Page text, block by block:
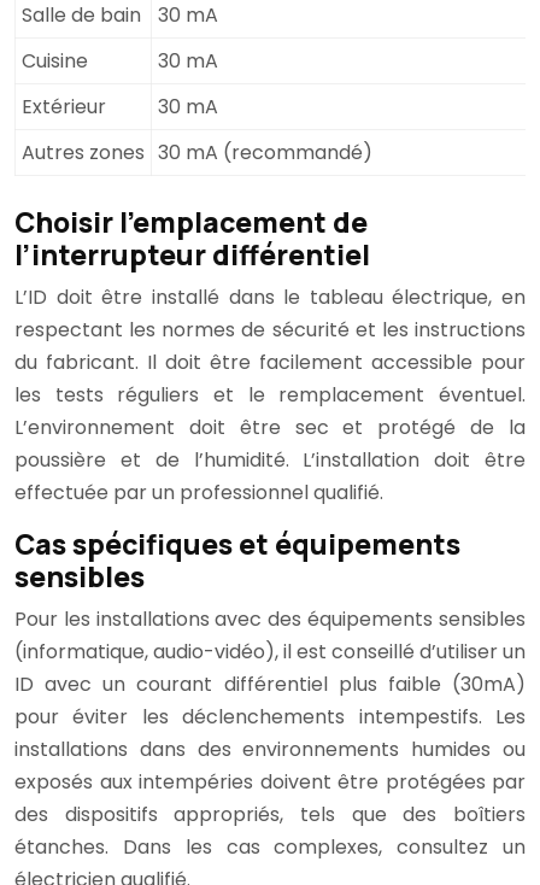
Salle de bain
30 mA
Cuisine
30 mA
Extérieur
30 mA
Autres zones 30 mA (recommandé)
Choisir l’emplacement de
l’interrupteur différentiel
L’ID doit être installé dans le tableau électrique, en
respectant les normes de sécurité et les instructions
du fabricant. Il doit être facilement accessible pour
les tests réguliers et le remplacement éventuel.
L’environnement doit être sec et protégé de la
poussière et de l’humidité. L’installation doit être
effectuée par un professionnel qualifié.
Cas spécifiques et équipements
sensibles
Pour les installations avec des équipements sensibles
(informatique, audio-vidéo), il est conseillé d’utiliser un
ID avec un courant différentiel plus faible (30mA)
pour éviter les déclenchements intempestifs. Les
installations dans des environnements humides ou
exposés aux intempéries doivent être protégées par
des dispositifs appropriés, tels que des boîtiers
étanches. Dans les cas complexes, consultez un